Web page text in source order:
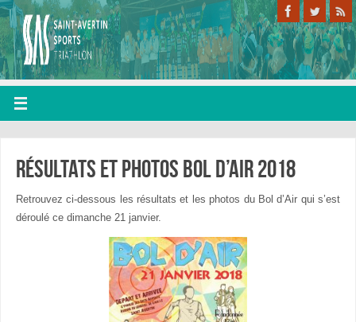
Résultats et photos bol d’air 2018
Retrouvez ci-dessous les résultats et les photos du Bol d’Air qui s’est
déroulé ce dimanche 21 janvier.